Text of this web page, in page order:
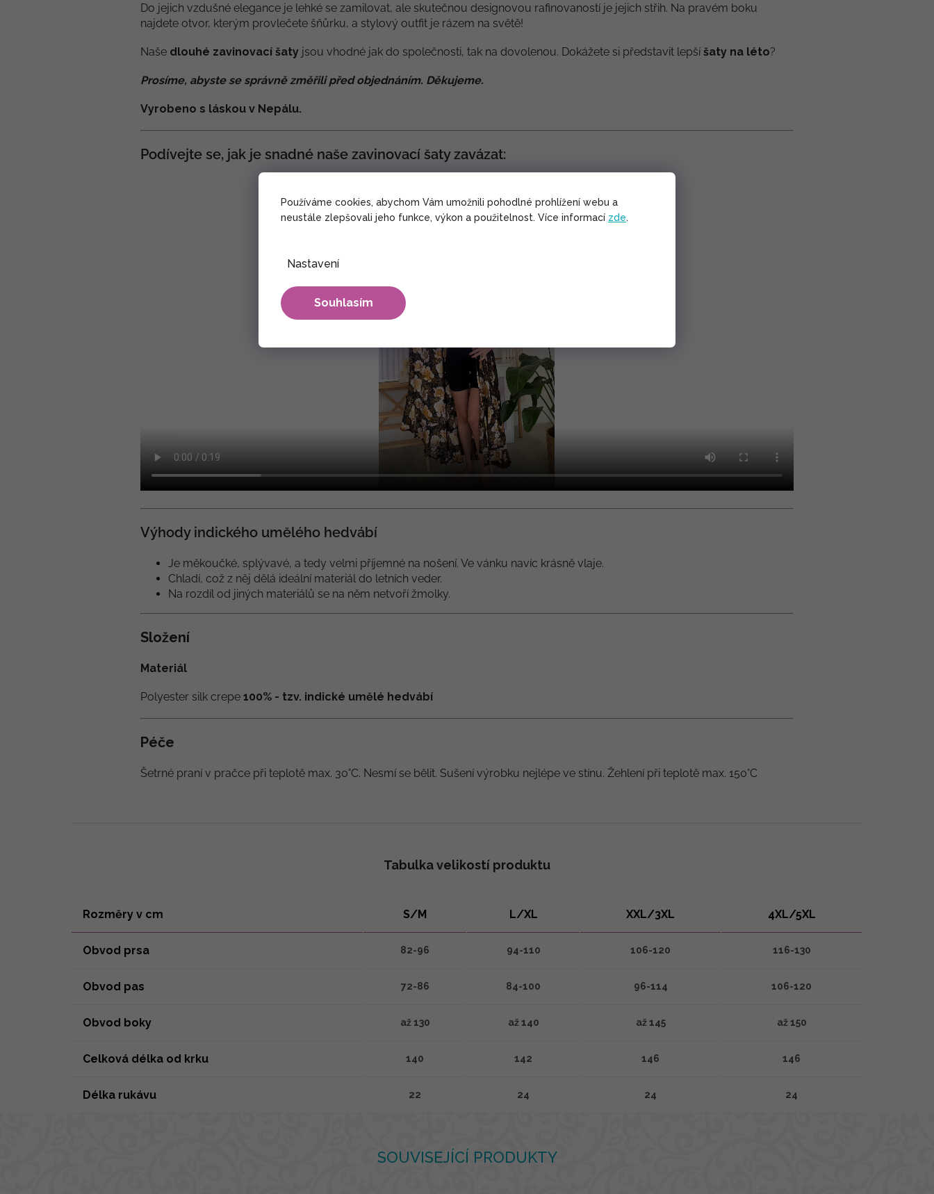
Používáme cookies, abychom Vám umožnili pohodlné prohlížení webu a
neustále zlepšovali jeho funkce, výkon a použitelnost. Více informací zde.
Nastavení
Souhlasím
SOUVISEJÍCÍ PRODUKTY
Do jejich vzdušné elegance je lehké se zamilovat, ale skutečnou designovou rafinovaností je jejich střih. Na pravém boku
najdete otvor, kterým provlečete šňůrku, a stylový outfit je rázem na světě!
Naše dlouhé zavinovací šaty jsou vhodné jak do společnosti, tak na dovolenou. Dokážete si představit lepší šaty na léto?
Prosíme, abyste se správně změřili před objednáním. Děkujeme.
Vyrobeno s láskou v Nepálu.
Podívejte se, jak je snadné naše zavinovací šaty zavázat:
Výhody indického umělého hedvábí
Je měkoučké, splývavé, a tedy velmi příjemné na nošení. Ve vánku navíc krásně vlaje.
Chladí, což z něj dělá ideální materiál do letních veder.
Na rozdíl od jiných materiálů se na něm netvoří žmolky.
Složení
Materiál
Polyester silk crepe 100% - tzv. indické umělé hedvábí
Péče
Šetrné praní v pračce při teplotě max. 30°C. Nesmí se bělit. Sušení výrobku nejlépe ve stínu. Žehlení při teplotě max. 150°C
Tabulka velikostí produktu
Rozměry v cm S/M L/XL XXL/3XL 4XL/5XL
Obvod prsa 82-96 94-110 106-120 116-130
Obvod pas 72-86 84-100 96-114 106-120
Obvod boky až 130 až 140 až 145 až 150
Celková délka od krku 140 142 146 146
Délka rukávu 22 24 24 24